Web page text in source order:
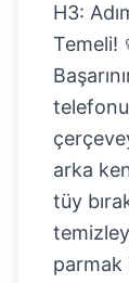
H3:
Temeli!
arka
tüy
parmak